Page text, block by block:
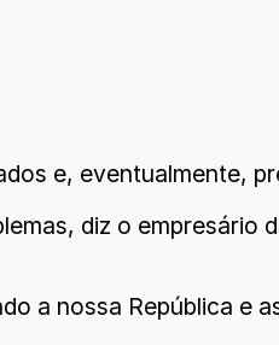
e, eventualmente,
diz o empresário
a nossa República e